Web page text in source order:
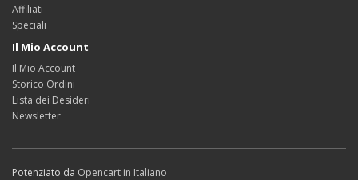
Affiliati
Speciali
Il Mio Account
Il Mio Account
Storico Ordini
Lista dei Desideri
Newsletter
Potenziato da Opencart in Italiano